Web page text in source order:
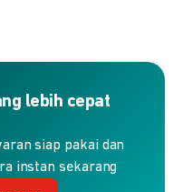
lebih cepat
siap pakai dan
instan sekarang